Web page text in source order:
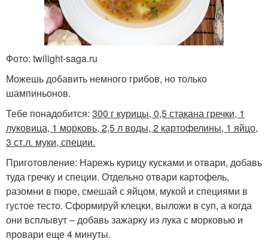
Фото: twilight-saga.ru
Можешь добавить немного грибов, но только
шампиньонов.
Тебе понадобится: 300 г курицы, 0,5 стакана гречки, 1
луковица, 1 морковь, 2,5 л воды, 2 картофелины, 1 яйцо,
3 ст.л. муки, специи.
Приготовление: Нарежь курицу кусками и отвари, добавь
туда гречку и специи. Отдельно отвари картофель,
разомни в пюре, смешай с яйцом, мукой и специями в
густое тесто. Сформируй клецки, выложи в суп, а когда
они всплывут – добавь зажарку из лука с морковью и
провари еще 4 минуты.